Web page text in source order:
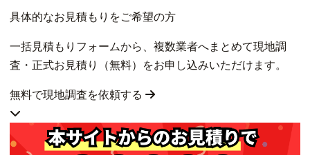
具体的なお見積もりをご希望の方
一括見積もりフォームから、複数業者へまとめて現地調
査・正式お見積り（無料）をお申し込みいただけます。
無料で現地調査を依頼する